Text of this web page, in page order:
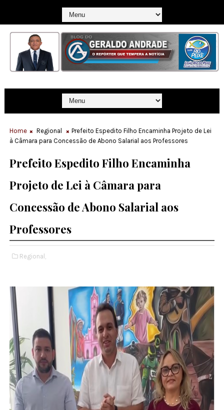
Home Regional
Prefeito Espedito Filho Encaminha Projeto de Lei
à Câmara para Concessão de Abono Salarial aos Professores
Prefeito Espedito Filho Encaminha
Projeto de Lei à Câmara para
Concessão de Abono Salarial aos
Professores
Regional,